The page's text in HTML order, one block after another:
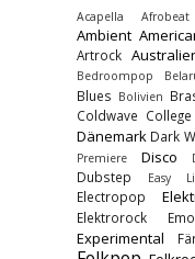
Acapella Afrobeat
Ambient
Artrock
Bedroompop
Blues Bolivien
Coldwave
Dänemark Dark
Premiere
Disco
Dubstep
Easy
Electropop
Elektrorock
Experimental